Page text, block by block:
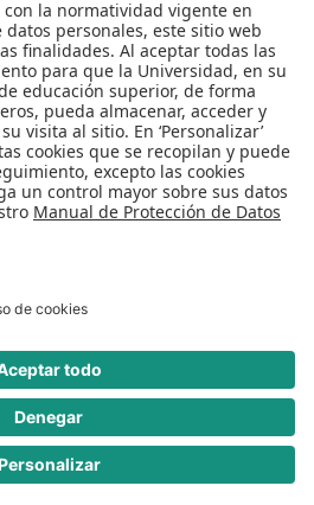
0000
Decreto 1297 del 30 de mayo de 1964.
de los Andes